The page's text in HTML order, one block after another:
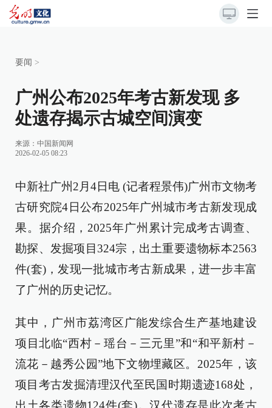
要闻 >
广州公布2025年考古新发现 多
处遗存揭示古城空间演变
来源： 中国新闻网
2026-02-05 08:23
中新社广州2月4日电 (记者程景伟)广州市文物考
古研究院4日公布2025年广州城市考古新发现成
果。据介绍，2025年广州累计完成考古调查、
勘探、发掘项目324宗，出土重要遗物标本2563
件(套)，发现一批城市考古新成果，进一步丰富
了广州的历史记忆。
其中，广州市荔湾区广能发综合生产基地建设
项目北临“西村－瑶台－三元里”和“和平新村－
流花－越秀公园”地下文物埋藏区。2025年，该
项目考古发掘清理汉代至民国时期遗迹168处，
出土各类遗物124件(套)。汉代遗存是此次考古